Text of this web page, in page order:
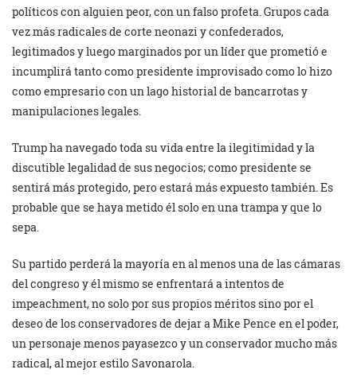
políticos con alguien peor, con un falso profeta. Grupos cada
vez más radicales de corte neonazi y confederados,
legitimados y luego marginados por un líder que prometió e
incumplirá tanto como presidente improvisado como lo hizo
como empresario con un lago historial de bancarrotas y
manipulaciones legales.
Trump ha navegado toda su vida entre la ilegitimidad y la
discutible legalidad de sus negocios; como presidente se
sentirá más protegido, pero estará más expuesto también. Es
probable que se haya metido él solo en una trampa y que lo
sepa.
Su partido perderá la mayoría en al menos una de las cámaras
del congreso y él mismo se enfrentará a intentos de
impeachment, no solo por sus propios méritos sino por el
deseo de los conservadores de dejar a Mike Pence en el poder,
un personaje menos payasezco y un conservador mucho más
radical, al mejor estilo Savonarola.